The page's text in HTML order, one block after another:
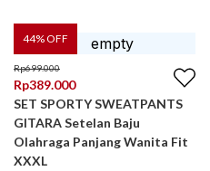
44% OFF
Rp699.000
Rp389.000
SET SPORTY SWEATPANTS
GITARA Setelan Baju
Olahraga Panjang Wanita Fit
XXXL